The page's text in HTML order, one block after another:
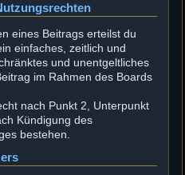
eines Beitrags erteilst du
einfaches, zeitlich und
und unentgeltliches
im Rahmen des Boards
nach Punkt 2, Unterpunkt
Kündigung des
bestehen.